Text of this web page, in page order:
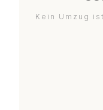
Kein Umzug